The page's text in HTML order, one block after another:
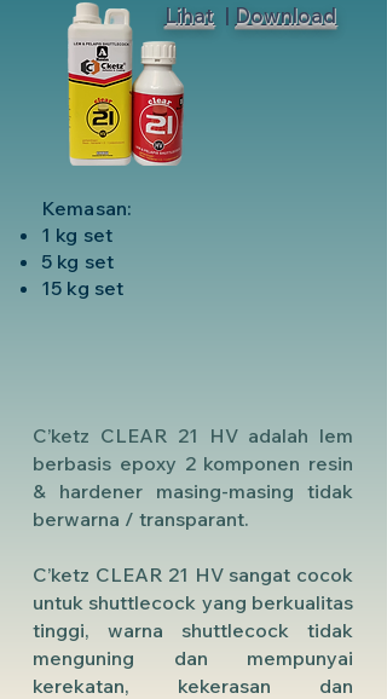
Kemasan:
1 kg set
5 kg set
15 kg set
Lihat | Download
C’ketz CLEAR 21 HV adalah lem
berbasis epoxy 2 komponen resin
& hardener masing-masing tidak
berwarna / transparant.
C’ketz CLEAR 21 HV sangat cocok
untuk shuttlecock yang berkualitas
tinggi, warna shuttlecock tidak
menguning dan mempunyai
kerekatan, kekerasan dan